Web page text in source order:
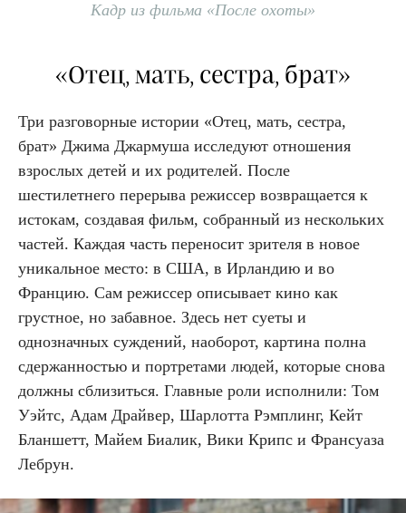
Кадр из фильма «После охоты»
«Отец, мать, сестра, брат»
Три разговорные истории «Отец, мать, сестра,
брат» Джима Джармуша исследуют отношения
взрослых детей и их родителей. После
шестилетнего перерыва режиссер возвращается к
истокам, создавая фильм, собранный из нескольких
частей. Каждая часть переносит зрителя в новое
уникальное место: в США, в Ирландию и во
Францию. Сам режиссер описывает кино как
грустное, но забавное. Здесь нет суеты и
однозначных суждений, наоборот, картина полна
сдержанностью и портретами людей, которые снова
должны сблизиться. Главные роли исполнили: Том
Уэйтс, Адам Драйвер, Шарлотта Рэмплинг, Кейт
Бланшетт, Майем Биалик, Вики Крипс и Франсуаза
Лебрун.